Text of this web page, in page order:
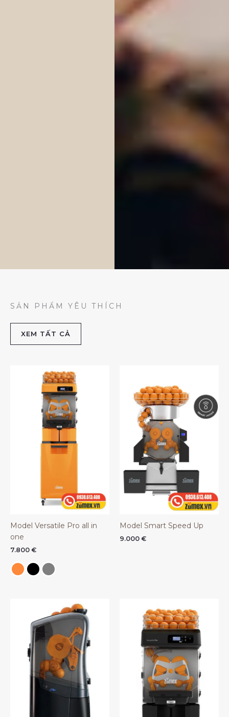
SẢN PHẨM YÊU THÍCH
XEM TẤT CẢ
Model Versatile Pro all in
one
7.800 €
Model Smart Speed Up
9.000 €